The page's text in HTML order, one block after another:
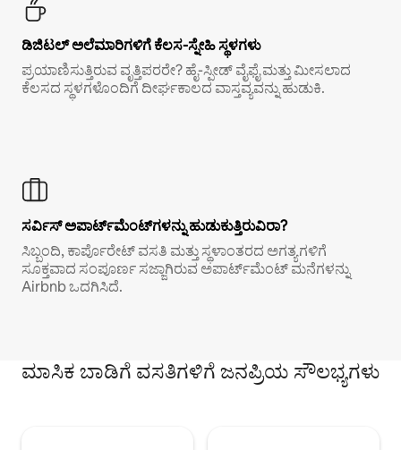
ಡಿಜಿಟಲ್ ಅಲೆಮಾರಿಗಳಿಗೆ ಕೆಲಸ-ಸ್ನೇಹಿ ಸ್ಥಳಗಳು
ಪ್ರಯಾಣಿಸುತ್ತಿರುವ ವೃತ್ತಿಪರರೇ? ಹೈ-ಸ್ಪೀಡ್ ವೈಫೈ ಮತ್ತು ಮೀಸಲಾದ
ಕೆಲಸದ ಸ್ಥಳಗಳೊಂದಿಗೆ ದೀರ್ಘಕಾಲದ ವಾಸ್ತವ್ಯವನ್ನು ಹುಡುಕಿ.
ಸರ್ವಿಸ್ ಅಪಾರ್ಟ್‌ಮೆಂಟ್‌ಗಳನ್ನು ಹುಡುಕುತ್ತಿರುವಿರಾ?
ಸಿಬ್ಬಂದಿ, ಕಾರ್ಪೊರೇಟ್ ವಸತಿ ಮತ್ತು ಸ್ಥಳಾಂತರದ ಅಗತ್ಯಗಳಿಗೆ
ಸೂಕ್ತವಾದ ಸಂಪೂರ್ಣ ಸಜ್ಜಾಗಿರುವ ಅಪಾರ್ಟ್‌ಮೆಂಟ್ ಮನೆಗಳನ್ನು
Airbnb ಒದಗಿಸಿದೆ.
ಮಾಸಿಕ ಬಾಡಿಗೆ ವಸತಿಗಳಿಗೆ ಜನಪ್ರಿಯ ಸೌಲಭ್ಯಗಳು